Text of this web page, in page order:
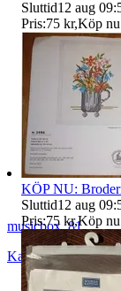
musicbox_81
Karlshamn,Sverige
Sluttid12 aug
Pris:75 kr,Köp nu
KÖP NU:
Sluttid12 aug
Pris:75 kr,Köp nu